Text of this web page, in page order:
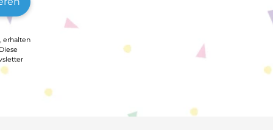
erhalten